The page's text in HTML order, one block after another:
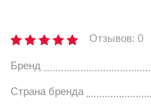
Отзывов: 0
Бренд
Страна бренда